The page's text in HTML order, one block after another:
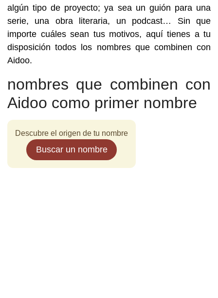
algún tipo de proyecto; ya sea un guión para una
serie, una obra literaria, un podcast… Sin que
importe cuáles sean tus motivos, aquí tienes a tu
disposición todos los nombres que combinen con
Aidoo.
nombres que combinen con
Aidoo como primer nombre
Descubre el origen de tu nombre
Buscar un nombre